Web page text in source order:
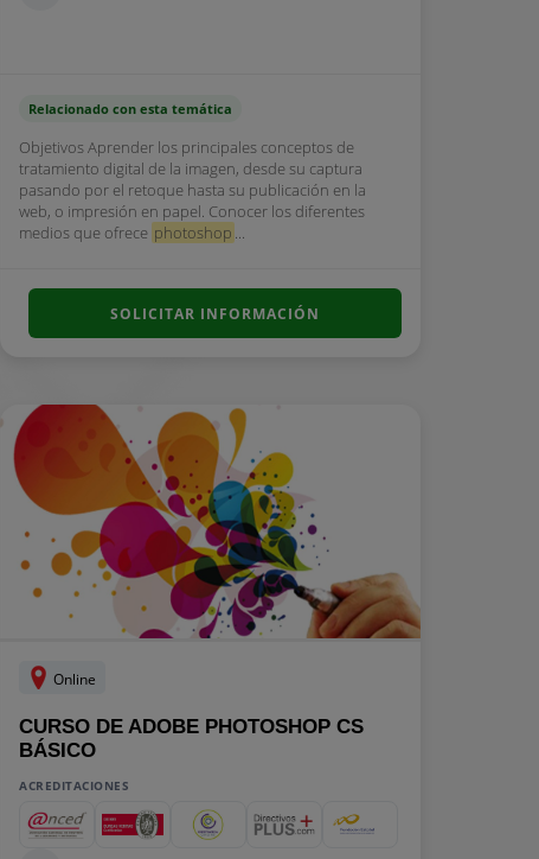
Relacionado con esta temática
Objetivos Aprender los principales conceptos de
tratamiento digital de la imagen, desde su captura
pasando por el retoque hasta su publicación en la
web, o impresión en papel. Conocer los diferentes
medios que ofrece photoshop ...
SOLICITAR INFORMACIÓN
Online
CURSO DE ADOBE PHOTOSHOP CS
BÁSICO
ACREDITACIONES